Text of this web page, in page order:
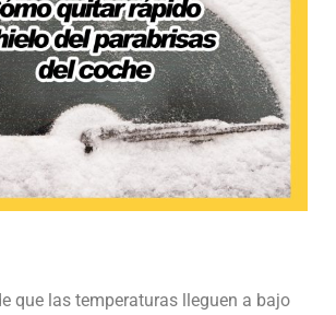
que las temperaturas lleguen a bajo